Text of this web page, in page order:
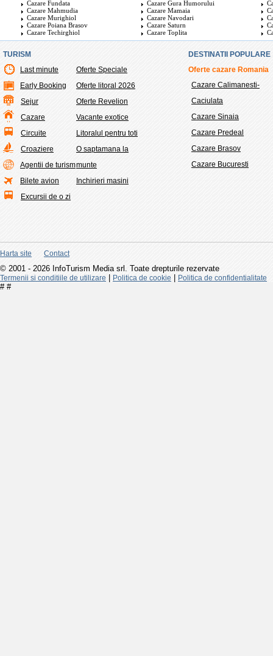
Cazare Fundata
Cazare Gura Humorului
Cazare Mahmudia
Cazare Mamaia
Cazare Murighiol
Cazare Navodari
Cazare Poiana Brasov
Cazare Saturn
Cazare Techirghiol
Cazare Toplita
TURISM
Last minute
Early Booking
Sejur
Cazare
Circuite
Croaziere
Agentii de turism
Bilete avion
Excursii de o zi
Oferte Speciale
Oferte litoral 2026
Oferte Revelion
Vacante exotice
Litoralul pentru toti
O saptamana la
munte
Inchirieri masini
DESTINATII POPULARE
Oferte cazare Romania
Cazare Calimanesti-
Caciulata
Cazare Sinaia
Cazare Predeal
Cazare Brasov
Cazare Bucuresti
Harta site Contact
© 2001 - 2026 InfoTurism Media srl. Toate drepturile rezervate
Termenii si conditiile de utilizare Politica de cookie Politica de confidentialitate
# #